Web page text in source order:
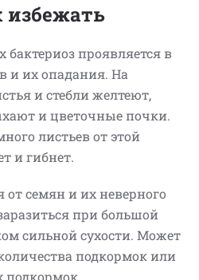
избежать
бактериоз проявляется в
и их опадания. На
и стебли желтеют,
и цветочные почки.
листьев от этой
и гибнет.
от семян и их неверного
при большой
сильной сухости. Может
подкормок или
подкормок.